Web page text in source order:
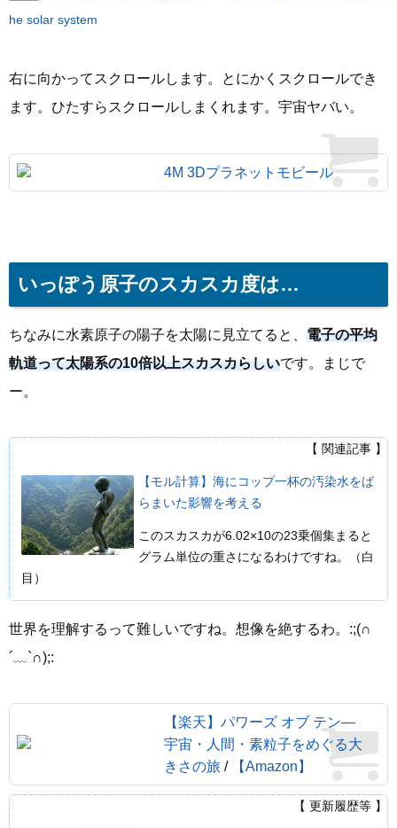
he solar system
右に向かってスクロールします。とにかくスクロールでき
ます。ひたすらスクロールしまくれます。宇宙ヤバい。
4M 3Dプラネットモビール
いっぽう原子のスカスカ度は…
ちなみに水素原子の陽子を太陽に見立てると、 電子の平均
軌道って太陽系の10倍以上スカスカらしいです。まじで
ー。
【 関連記事 】
【モル計算】海にコップ一杯の汚染水をば
らまいた影響を考える
このスカスカが6.02×10の23乗個集まると
グラム単位の重さになるわけですね。（白
目）
世界を理解するって難しいですね。想像を絶するわ。:;(∩
´﹏`∩);:
【楽天】パワーズ オブ テン―
宇宙・人間・素粒子をめぐる大
きさの旅 / 【Amazon】
【 更新履歴等 】